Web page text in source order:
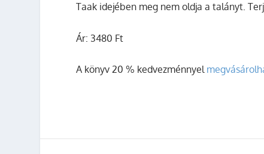
Taak idejében meg nem oldja a talányt.
Ár: 3480 Ft
A könyv 20 % kedvezménnyel